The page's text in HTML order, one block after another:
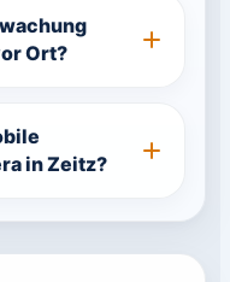
Ort?
in Zeitz?